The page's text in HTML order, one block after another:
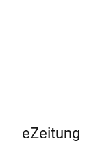
eZeitung